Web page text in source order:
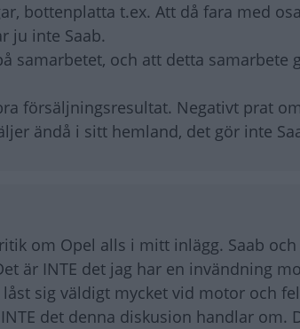
bottenplatta t.ex. Att då fara med
ju inte Saab.
samarbetet, och att detta samarbete
försäljningsresultat. Negativt prat
ändå i sitt hemland, det gör inte
om Opel alls i mitt inlägg. Saab
är INTE det jag har en invändning
sig väldigt mycket vid motor och
det denna diskusion handlar om.